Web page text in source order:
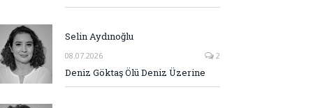
Selin Aydınoğlu
08.07.2026 2
Deniz Göktaş Ölü Deniz Üzerine